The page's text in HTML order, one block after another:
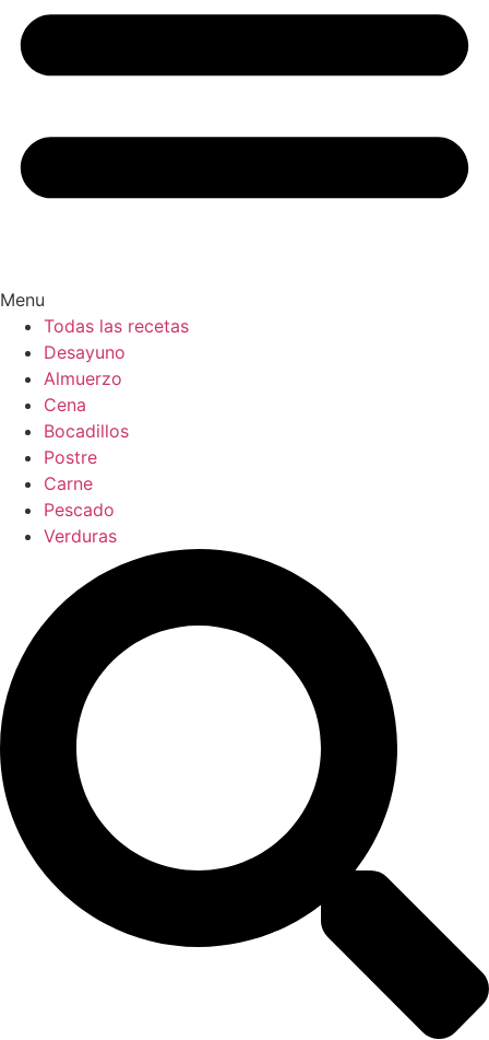
Menu
Todas las recetas
Desayuno
Almuerzo
Cena
Bocadillos
Postre
Carne
Pescado
Verduras